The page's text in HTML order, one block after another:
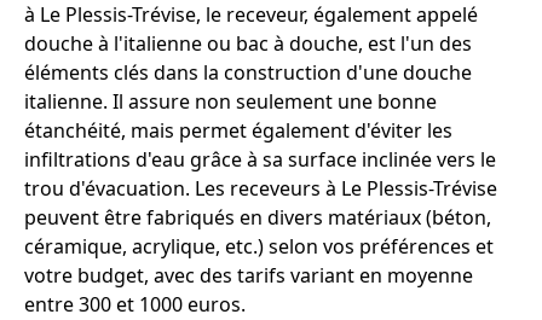
à Le Plessis-Trévise, le receveur, également appelé
douche à l'italienne ou bac à douche, est l'un des
éléments clés dans la construction d'une douche
italienne. Il assure non seulement une bonne
étanchéité, mais permet également d'éviter les
infiltrations d'eau grâce à sa surface inclinée vers le
trou d'évacuation. Les receveurs à Le Plessis-Trévise
peuvent être fabriqués en divers matériaux (béton,
céramique, acrylique, etc.) selon vos préférences et
votre budget, avec des tarifs variant en moyenne
entre 300 et 1000 euros.